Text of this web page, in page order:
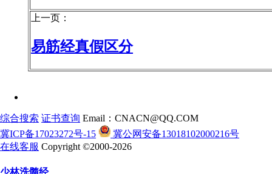
上一页：
易筋经真假区分
综合搜索 证书查询 Email：CNACN@QQ.COM
冀ICP备17023272号-15
冀公网安备13018102000216号
在线客服 Copyright ©2000-2026